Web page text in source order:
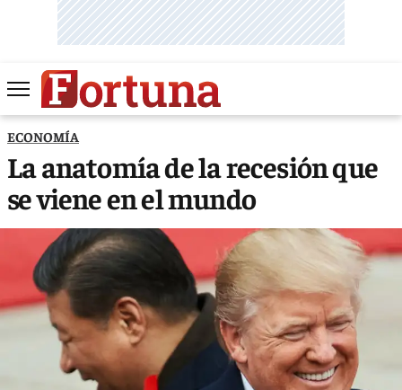
ECONOMÍA
La anatomía de la recesión que
se viene en el mundo